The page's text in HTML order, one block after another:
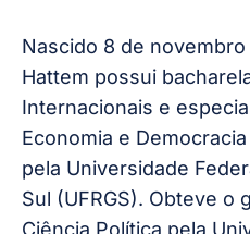
Nascido 8 de
Hattem possui
Internacionais e
Economia e
pela Universidade
Sul (UFRGS). Obteve o
Ciência Política pela